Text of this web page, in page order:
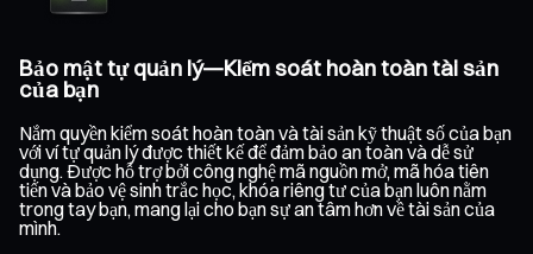
Bảo mật tự quản lý—Kiểm soát hoàn toàn tài sản
của bạn
Nắm quyền kiểm soát hoàn toàn và tài sản kỹ thuật số của bạn
với ví tự quản lý được thiết kế để đảm bảo an toàn và dễ sử
dụng. Được hỗ trợ bởi công nghệ mã nguồn mở, mã hóa tiên
tiến và bảo vệ sinh trắc học, khóa riêng tư của bạn luôn nằm
trong tay bạn, mang lại cho bạn sự an tâm hơn về tài sản của
mình.